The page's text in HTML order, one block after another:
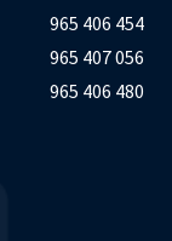
965 406 454
965 407 056
965 406 480